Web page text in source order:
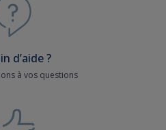
d’aide ?
à vos questions